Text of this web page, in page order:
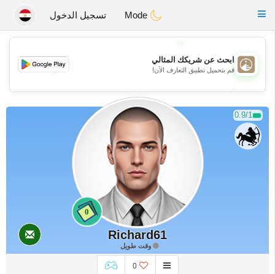
Bahebik
Toggle
تسجيل الدخول
💖
💕
💕
ابحث عن شريكك المثالي
قم بتحميل تطبيق التعارف الآن!
0.9/1
0
Richard61
وقت طويل
0